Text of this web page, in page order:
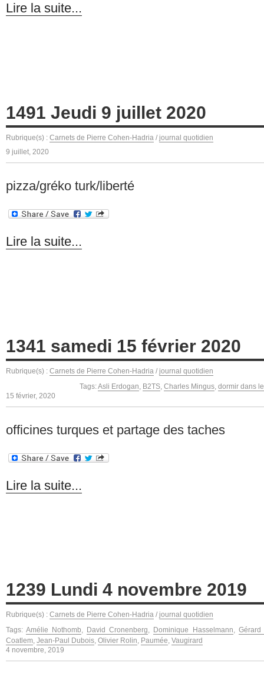
Lire la suite...
1491 Jeudi 9 juillet 2020
Rubrique(s) : Carnets de Pierre Cohen-Hadria / journal quotidien
9 juillet, 2020
pizza/gréko turk/liberté
Lire la suite...
1341 samedi 15 février 2020
Rubrique(s) : Carnets de Pierre Cohen-Hadria / journal quotidien
Tags:Asli Erdogan B2TS Charles Mingus dormir dans
15 février, 2020
officines turques et partage des taches
Lire la suite...
1239 Lundi 4 novembre 2019
Rubrique(s) : Carnets de Pierre Cohen-Hadria / journal quotidien
Tags:Amélie Nothomb, David Cronenberg, Dominique Hasselmann, Gérard
Coatlem, Jean-Paul Dubois, Olivier Rolin, Paumée, Vaugirard
4 novembre, 2019